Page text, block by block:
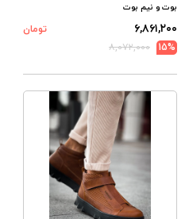
بوت و نیم بوت
۶,۸۶۱,۲۰۰
تومان
15%
۸,۰۷۲,۰۰۰